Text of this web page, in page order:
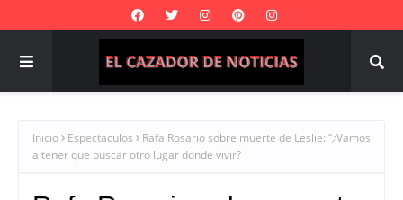
Inicio Espectaculos
Rafa Rosario sobre muerte de Leslie: “¿Vamos
a tener que buscar otro lugar donde vivir?